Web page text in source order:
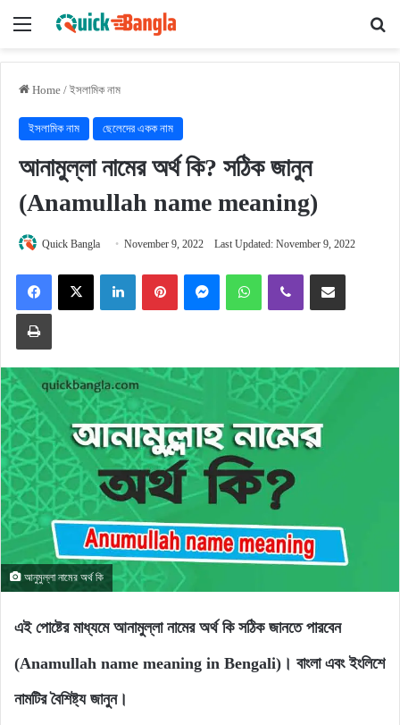
Menu
Home / ইসলামিক নাম
ইসলামিক নাম ছেলেদের একক নাম
আনামুল্লা নামের অর্থ কি? সঠিক জানুন
(Anamullah name meaning)
Quick Bangla November 9, 2022 Last Updated: November 9, 2022
FacebookX LinkedInPinterestMessengerWhatsAppViber Share via Email
Print
আনুমুল্লা নামের অর্থ কি
এই পোষ্টের মাধ্যমে আনামুল্লা নামের অর্থ কি সঠিক জানতে পারবেন
(Anamullah name meaning in Bengali)। বাংলা এবং ইংলিশে
নামটির বৈশিষ্ট্য জানুন।